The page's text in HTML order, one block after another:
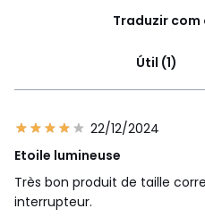
Traduzir com
Útil (1)
22/12/2024
Etoile lumineuse
Très bon produit de taille
interrupteur.